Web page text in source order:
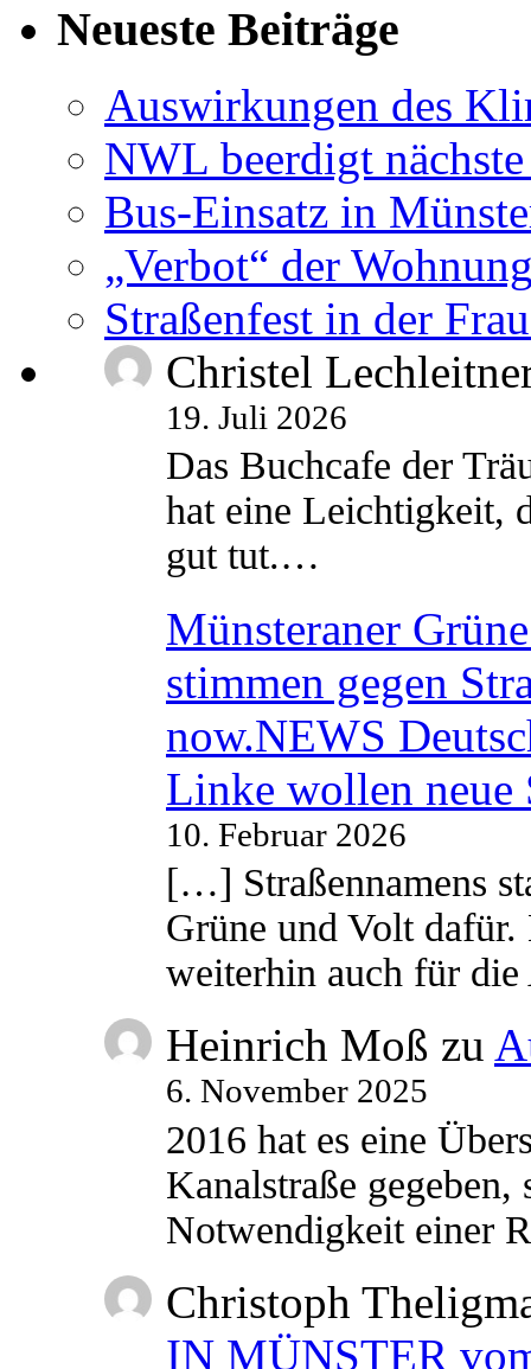
Neueste Beiträge
Auswirkungen des
NWL beerdigt
Bus-Einsatz in
„Verbot“ der
Straßenfest in der
Christel
19. Juli 2026
Das Buchcafe der
hat eine Leichtigkeit,
gut tut.…
Münsteraner
stimmen gegen
now.NEWS
Linke wollen neue
10. Februar 2026
[…] Straßennamens
Grüne und Volt
weiterhin auch für
Heinrich Moß zu
6. November 2025
2016 hat es eine
Kanalstraße
Notwendigkeit einer
Christoph
IN MÜNSTER